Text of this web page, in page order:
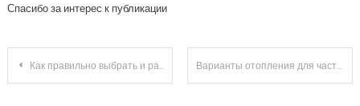
Спасибо за интерес к публикации
Навигация
Как правильно выбрать и рассчитать необходимое число батарей для системы отопления Варианты отопления для частного дома